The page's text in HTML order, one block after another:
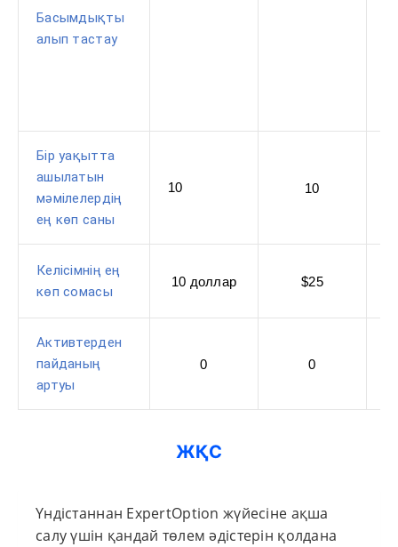
Басымдықты
алып тастау
Бір уақытта
ашылатын
мәмілелердің
ең көп саны
10 10
Келісімнің ең
көп сомасы
10 доллар $25
Активтерден
пайданың
артуы
0 0
ЖҚС
Үндістаннан ExpertOption жүйесіне ақша
салу үшін қандай төлем әдістерін қолдана